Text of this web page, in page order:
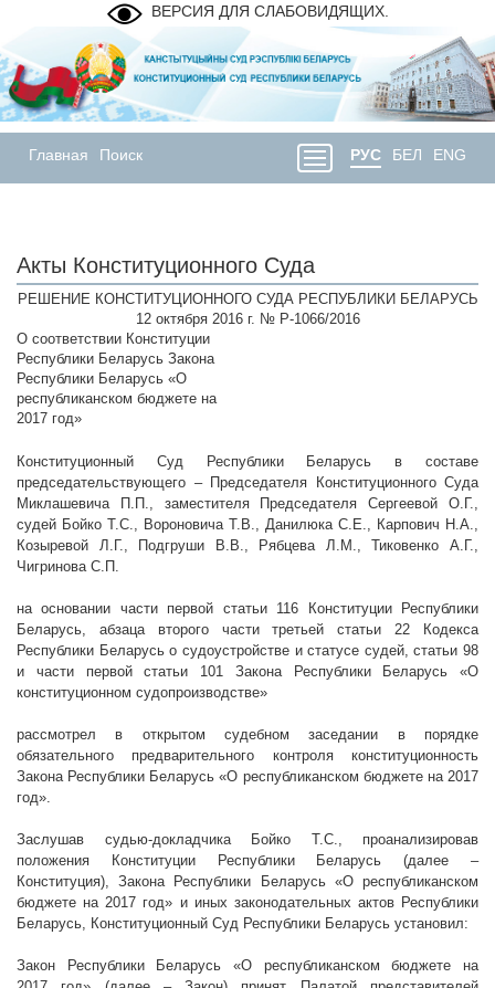
ВЕРСИЯ ДЛЯ СЛАБОВИДЯЩИХ.
Главная Поиск РУС БЕЛ ENG
Акты Конституционного Суда
РЕШЕНИЕ КОНСТИТУЦИОННОГО СУДА РЕСПУБЛИКИ БЕЛАРУСЬ
12 октября 2016 г. № Р-1066/2016
О соответствии Конституции
Республики Беларусь Закона
Республики Беларусь «О
республиканском бюджете на
2017 год»
Конституционный Суд Республики Беларусь в составе
председательствующего – Председателя Конституционного Суда
Миклашевича П.П., заместителя Председателя Сергеевой О.Г.,
судей Бойко Т.С., Вороновича Т.В., Данилюка С.Е., Карпович Н.А.,
Козыревой Л.Г., Подгруши В.В., Рябцева Л.М., Тиковенко А.Г.,
Чигринова С.П.
на основании части первой статьи 116 Конституции Республики
Беларусь, абзаца второго части третьей статьи 22 Кодекса
Республики Беларусь о судоустройстве и статусе судей, статьи 98
и части первой статьи 101 Закона Республики Беларусь «О
конституционном судопроизводстве»
рассмотрел в открытом судебном заседании в порядке
обязательного предварительного контроля конституционность
Закона Республики Беларусь «О республиканском бюджете на 2017
год».
Заслушав судью-докладчика Бойко Т.С., проанализировав
положения Конституции Республики Беларусь (далее –
Конституция), Закона Республики Беларусь «О республиканском
бюджете на 2017 год» и иных законодательных актов Республики
Беларусь, Конституционный Суд Республики Беларусь установил:
Закон Республики Беларусь «О республиканском бюджете на